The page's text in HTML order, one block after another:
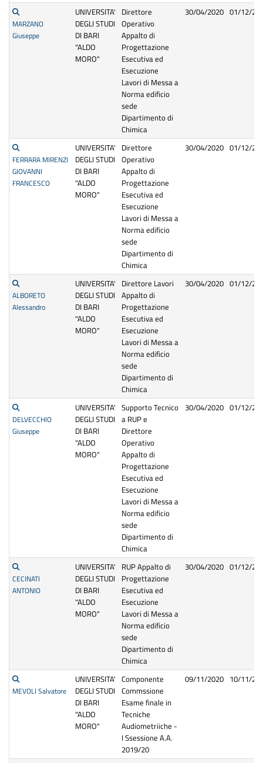
MARZANO
Giuseppe
UNIVERSITA'
DEGLI STUDI
DI BARI
"ALDO
MORO"
Direttore
Operativo
Appalto di
Progettazione
Esecutiva ed
Esecuzione
Lavori di Messa a
Norma edificio
sede
Dipartimento di
Chimica
30/04/2020 01/12/
FERRARA MIRENZI
GIOVANNI
FRANCESCO
UNIVERSITA'
DEGLI STUDI
DI BARI
"ALDO
MORO"
Direttore
Operativo
Appalto di
Progettazione
Esecutiva ed
Esecuzione
Lavori di Messa a
Norma edificio
sede
Dipartimento di
Chimica
30/04/2020 01/12/
ALBORETO
Alessandro
UNIVERSITA'
DEGLI STUDI
DI BARI
"ALDO
MORO"
Direttore Lavori
Appalto di
Progettazione
Esecutiva ed
Esecuzione
Lavori di Messa a
Norma edificio
sede
Dipartimento di
Chimica
30/04/2020 01/12/
DELVECCHIO
Giuseppe
UNIVERSITA'
DEGLI STUDI
DI BARI
"ALDO
MORO"
Supporto Tecnico
a RUP e
Direttore
Operativo
Appalto di
Progettazione
Esecutiva ed
Esecuzione
Lavori di Messa a
Norma edificio
sede
Dipartimento di
Chimica
30/04/2020 01/12/
CECINATI
ANTONIO
UNIVERSITA'
DEGLI STUDI
DI BARI
"ALDO
MORO"
RUP Appalto di
Progettazione
Esecutiva ed
Esecuzione
Lavori di Messa a
Norma edificio
sede
Dipartimento di
Chimica
30/04/2020 01/12/
MEVOLI Salvatore
UNIVERSITA'
DEGLI STUDI
DI BARI
"ALDO
MORO"
Componente
Commssione
Esame finale in
Tecniche
Audiometriiche -
I Ssessione A.A.
2019/20
09/11/2020 10/11/